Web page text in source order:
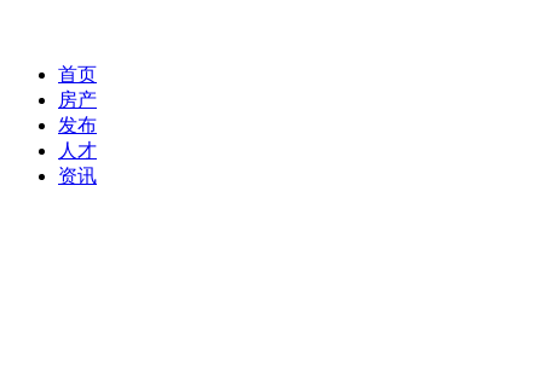
首页
房产
发布
人才
资讯